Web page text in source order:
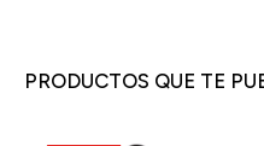
PRODUCTOS QUE TE